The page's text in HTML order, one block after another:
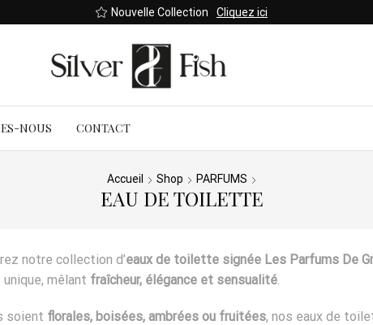
Nouvelle Collection Cliquez ici
NOUS CONTACT
Accueil Shop PARFUMS
EAU DE TOILETTE
notre collection d’eaux de toilette signée Les Parfums De
mêlant fraîcheur, élégance et sensualité.
soient florales, boisées, ambrées ou fruitées, nos eaux de